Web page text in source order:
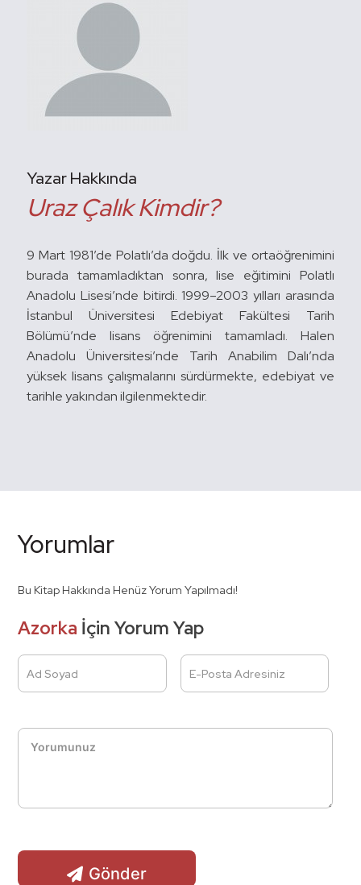
Yazar Hakkında
Uraz Çalık Kimdir?
9 Mart 1981’de Polatlı’da doğdu. İlk ve ortaöğrenimini
burada tamamladıktan sonra, lise eğitimini Polatlı
Anadolu Lisesi’nde bitirdi. 1999–2003 yılları arasında
İstanbul Üniversitesi Edebiyat Fakültesi Tarih
Bölümü’nde lisans öğrenimini tamamladı. Halen
Anadolu Üniversitesi’nde Tarih Anabilim Dalı’nda
yüksek lisans çalışmalarını sürdürmekte, edebiyat ve
tarihle yakından ilgilenmektedir.
Yorumlar
Bu Kitap Hakkında Henüz Yorum Yapılmadı!
Azorka İçin Yorum Yap
Ad Soyad E-Posta Adresiniz
Gönder